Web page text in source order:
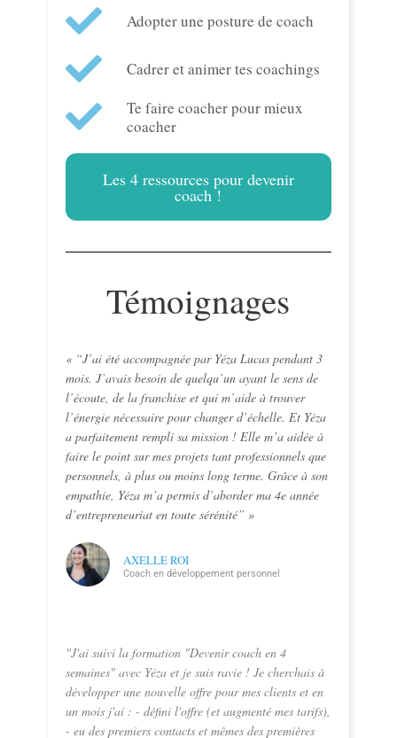
Adopter une posture de coach
Cadrer et animer tes coachings
Te faire coacher pour mieux
coacher
Les 4 ressources pour devenir
coach !
Témoignages
« “J’ai été accompagnée par Yéza Lucas pendant 3
mois. J’avais besoin de quelqu’un ayant le sens de
l’écoute, de la franchise et qui m’aide à trouver
l’énergie nécessaire pour changer d’échelle. Et Yéza
a parfaitement rempli sa mission ! Elle m’a aidée à
faire le point sur mes projets tant professionnels que
personnels, à plus ou moins long terme. Grâce à son
empathie, Yéza m’a permis d’aborder ma 4e année
d’entrepreneuriat en toute sérénité” »
AXELLE ROI
Coach en développement personnel
"J'ai suivi la formation "Devenir coach en 4
semaines" avec Yéza et je suis ravie ! Je cherchais à
développer une nouvelle offre pour mes clients et en
un mois j'ai : - défini l'offre (et augmenté mes tarifs),
- eu des premiers contacts et mêmes des premières